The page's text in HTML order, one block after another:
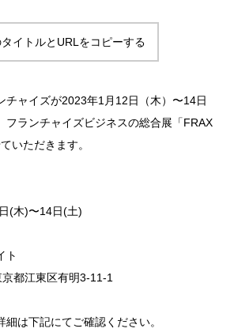
イトルとURLをコピーする
チャイズが2023年1月12日（木）〜14日
フランチャイズビジネスの総合展「FRAX
いただきます。
(木)〜14日(土)
ト
都江東区有明3-11-1
は下記にてご確認ください。